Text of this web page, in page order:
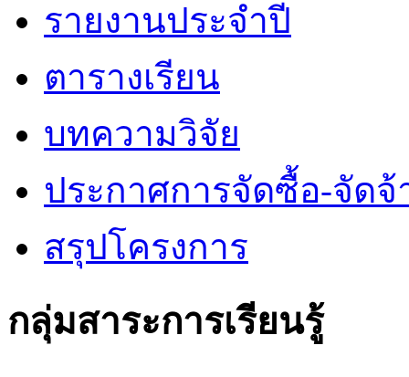
รายงานประจำปี
ตารางเรียน
บทความวิจัย
ประกาศการจัดซื้อ-จัดจ้
สรุปโครงการ
กลุ่มสาระการเรียนรู้